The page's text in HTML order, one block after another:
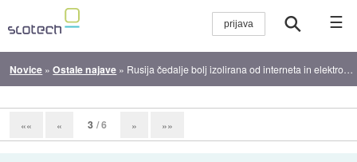
☰
Novice »Ostale najave » Rusija čedalje bolj izolirana od interneta in elektronskih plačilnih storitev
«« « 3 / 6 » »»